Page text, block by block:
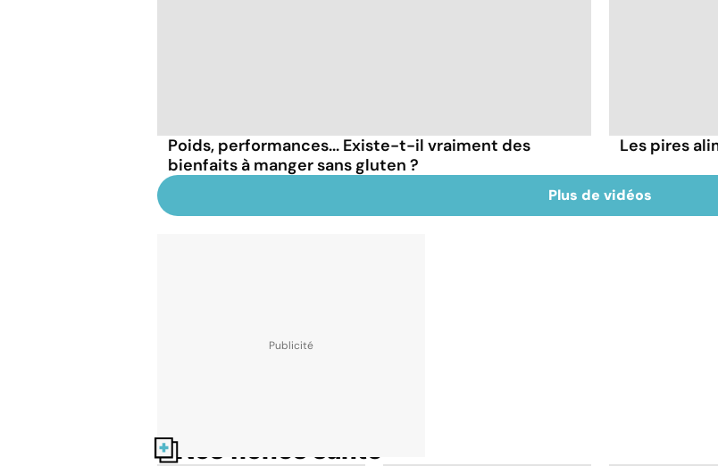
Poids, performances... Existe-t-il vraiment des
bienfaits à manger sans gluten ?
Les pires
Plus de vidéos
Nos fiches santé